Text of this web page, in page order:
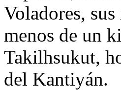
Voladores,
menos de un
Takilhsukut,
del Kantiyán.